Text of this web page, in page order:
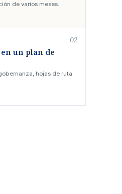
de varios meses.
02
un plan de
hojas de ruta